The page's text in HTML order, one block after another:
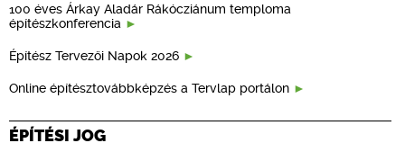
100 éves Árkay Aladár Rákócziánum temploma
építészkonferencia
Építész Tervezői Napok 2026
Online építésztovábbképzés a Tervlap portálon
ÉPÍTÉSI JOG